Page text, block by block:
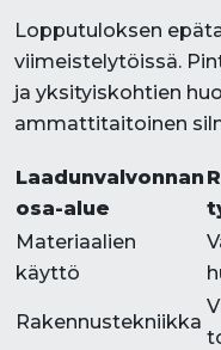
Lopputuloksen
viimeistelytöissä.
ja yksityiskohtien
ammattitaitoinen
Laadunvalvonnan
osa-alue
Materiaalien
käyttö
Rakennustekniikka